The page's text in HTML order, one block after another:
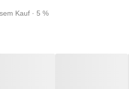
Kauf · 5 %